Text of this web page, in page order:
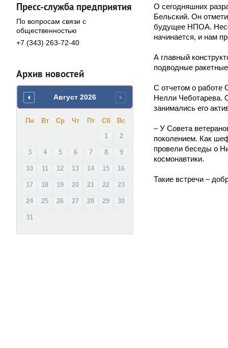
О сегодняшних
Бельский. Он
будущее НПОА.
начинается, и нам
А главный
подводные
С отчетом о работе
Нелли Чеботарева.
занимались его
– У Совета
поколением. Как
провели беседы о
космонавтики.
Такие встречи –
Пресс-служба предприятия
По вопросам связи с
общественностью
+7 (343) 263-72-40
Архив новостей
Август 2026
Пн Вт Ср Чт Пт Сб
Вс
1
2
3 4 5 6 7 8 9
10 11 12 13 14 15 16
17 18 19 20 21 22 23
24 25 26 27 28 29 30
31